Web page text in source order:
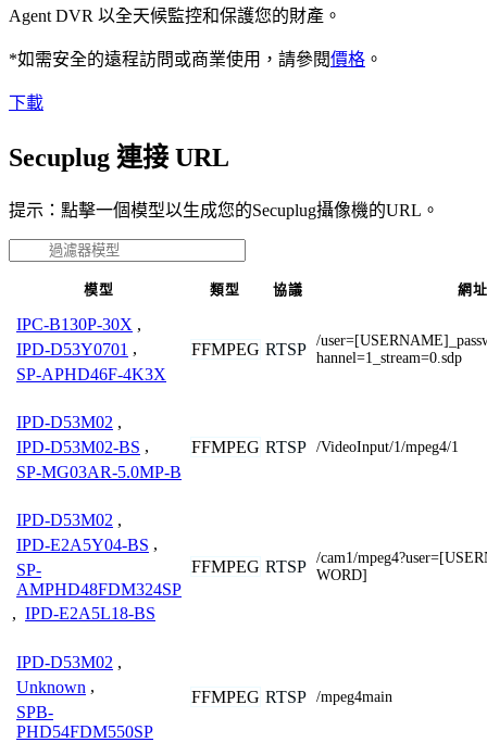
Agent DVR 以全天候監控和保護您的財產。
*如需安全的遠程訪問或商業使用，請參閱價格 。
下載
Secuplug 連接 URL
提示：點擊一個模型以生成您的Secuplug攝像機的URL。
模型 類型 協議 網
IPC-B130P-30X ,
IPD-D53Y0701 ,
SP-APHD46F-4K3X
FFMPEG RTSP /
hannel=1_stream=0.sdp
IPD-D53M02 ,
IPD-D53M02-BS ,
SP-MG03AR-5.0MP-B
FFMPEG RTSP /VideoInput/1/mpeg4/1
IPD-D53M02 ,
IPD-E2A5Y04-BS ,
SP-
AMPHD48FDM324SP
, IPD-E2A5L18-BS
FFMPEG RTSP /cam1/
WORD]
IPD-D53M02 ,
Unknown ,
SPB-
PHD54FDM550SP
FFMPEG RTSP /mpeg4main